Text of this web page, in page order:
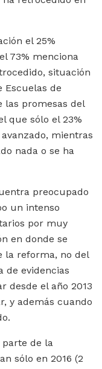
el 25%
73% menciona
situación
de
las promesas del
que sólo el 23%
mientras
nada o se ha
preocupado
un intenso
por muy
en donde se
la reforma, no del
de evidencias
desde el año 2013
y además cuando
de la
sólo en 2016 (2